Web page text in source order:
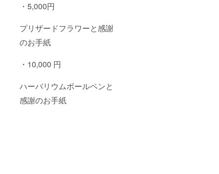
・5,000円
プリザードフラワーと感謝
のお手紙
・10,000 円
ハーバリウムボールペンと
感謝のお手紙